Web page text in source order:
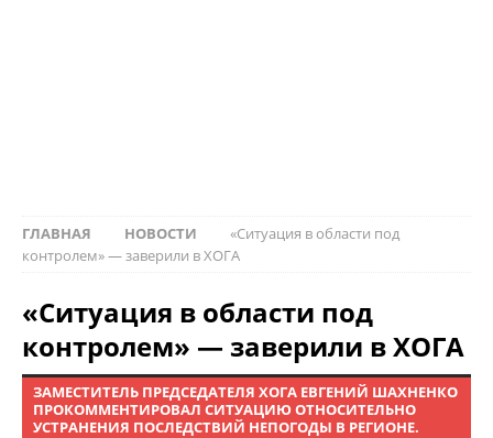
ГЛАВНАЯ НОВОСТИ
«Ситуация в области под
контролем» — заверили в ХОГА
«Ситуация в области под
контролем» — заверили в ХОГА
ЗАМЕСТИТЕЛЬ ПРЕДСЕДАТЕЛЯ ХОГА ЕВГЕНИЙ ШАХНЕНКО
ПРОКОММЕНТИРОВАЛ СИТУАЦИЮ ОТНОСИТЕЛЬНО
УСТРАНЕНИЯ ПОСЛЕДСТВИЙ НЕПОГОДЫ В РЕГИОНЕ.